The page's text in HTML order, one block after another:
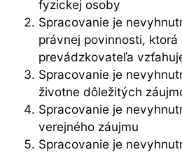
fyzickej osoby
Spracovanie je
právnej povinnosti, ktorá
prevádzkovateľa
Spracovanie je
životne dôležitých
Spracovanie je
verejného záujmu
Spracovanie je